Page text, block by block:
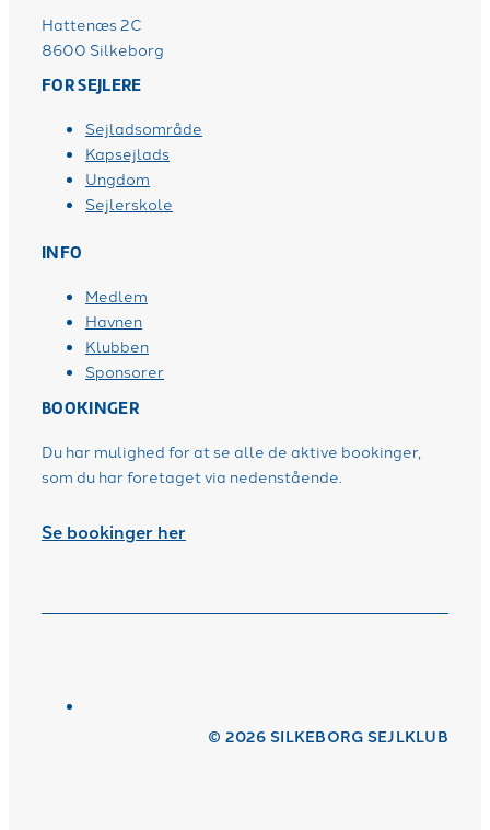
Hattenæs 2C
8600 Silkeborg
FOR SEJLERE
Sejladsområde
Kapsejlads
Ungdom
Sejlerskole
INFO
Medlem
Havnen
Klubben
Sponsorer
BOOKINGER
Du har mulighed for at se alle de aktive bookinger,
som du har foretaget via nedenstående.
Se bookinger her
© 2026 SILKEBORG SEJLKLUB